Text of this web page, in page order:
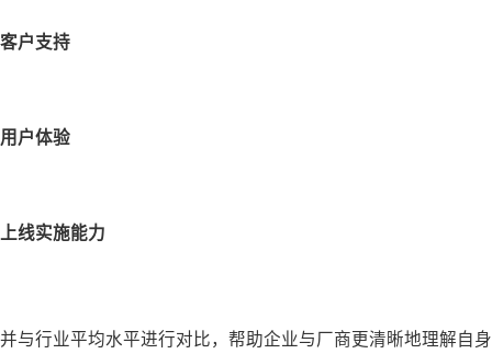
客户支持
用户体验
上线实施能力
并与行业平均水平进行对比，帮助企业与厂商更清晰地理解自身